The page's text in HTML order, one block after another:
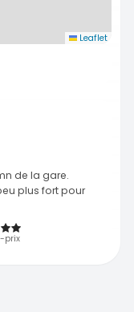
Leaflet
de la gare.
plus fort pour
prix